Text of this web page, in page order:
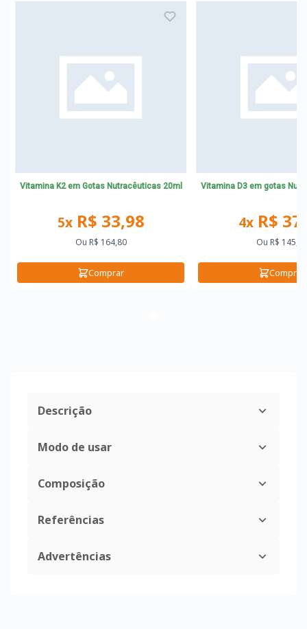
Vitamina K2 em Gotas Nutracêuticas 20ml
5xR$ 33,98
Ou R$ 164,80
Comprar
Vitamina
4xR$
Ou R$ 145,40
Comprar
Descrição
Modo de usar
Composição
Referências
Advertências